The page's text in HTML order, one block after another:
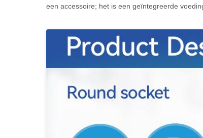
een accessoire; het is een geïntegreerde